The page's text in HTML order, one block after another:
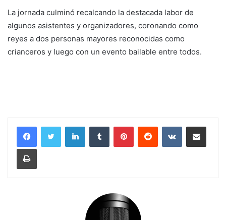
La jornada culminó recalcando la destacada labor de
algunos asistentes y organizadores, coronando como
reyes a dos personas mayores reconocidas como
crianceros y luego con un evento bailable entre todos.
LinkedInTumblr PinterestReddit VKontakteCompartir por
Imprimir